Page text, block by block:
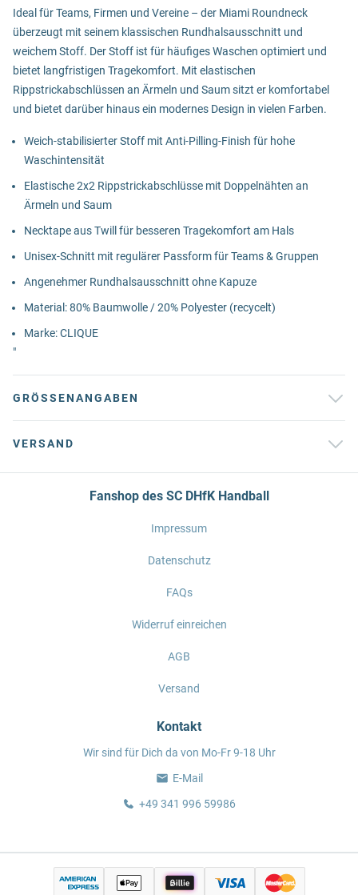
Ideal für Teams, Firmen und Vereine – der Miami Roundneck
überzeugt mit seinem klassischen Rundhalsausschnitt und
weichem Stoff. Der Stoff ist für häufiges Waschen optimiert und
bietet langfristigen Tragekomfort. Mit elastischen
Rippstrickabschlüssen an Ärmeln und Saum sitzt er komfortabel
und bietet darüber hinaus ein modernes Design in vielen Farben.
Weich-stabilisierter Stoff mit Anti-Pilling-Finish für hohe
Waschintensität
Elastische 2x2 Rippstrickabschlüsse mit Doppelnähten an
Ärmeln und Saum
Necktape aus Twill für besseren Tragekomfort am Hals
Unisex-Schnitt mit regulärer Passform für Teams & Gruppen
Angenehmer Rundhalsausschnitt ohne Kapuze
Material: 80% Baumwolle / 20% Polyester (recycelt)
Marke: CLIQUE
"
GRÖSSENANGABEN
VERSAND
Fanshop des SC DHfK Handball
Impressum
Datenschutz
FAQs
Widerruf einreichen
AGB
Versand
Kontakt
Wir sind für Dich da von Mo-Fr 9-18 Uhr
E-Mail
+49 341 996 59986